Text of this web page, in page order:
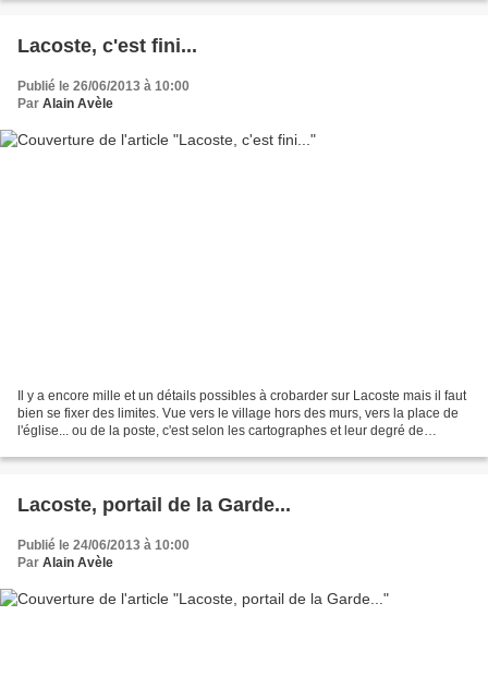
Lacoste, c'est fini...
Publié le 26/06/2013 à 10:00
Par Alain Avèle
Il y a encore mille et un détails possibles à crobarder sur Lacoste mais il faut
bien se fixer des limites. Vue vers le village hors des murs, vers la place de
l'église... ou de la poste, c'est selon les cartographes et leur degré de
Lacoste, portail de la Garde...
Publié le 24/06/2013 à 10:00
Par Alain Avèle